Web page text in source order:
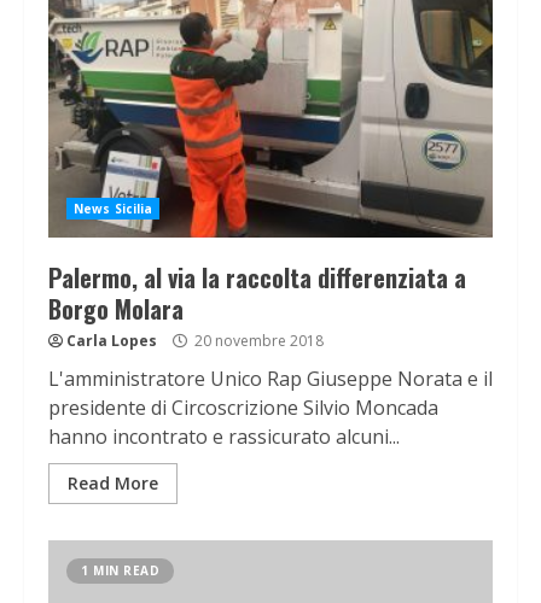
News Sicilia
Palermo, al via la raccolta differenziata a
Borgo Molara
Carla Lopes 20 novembre 2018
L'amministratore Unico Rap Giuseppe Norata e il
presidente di Circoscrizione Silvio Moncada
hanno incontrato e rassicurato alcuni...
Read More
1 MIN READ